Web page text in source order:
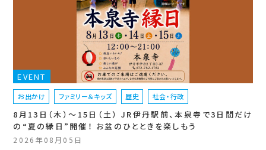
EVENT
お出かけ ファミリー＆キッズ 歴史 社会・行政
8月13日（木）〜15日（土） JR伊丹駅前、本泉寺で3日間だけ
の“夏の縁日”開催！ お盆のひとときを楽しもう
2026年08月05日